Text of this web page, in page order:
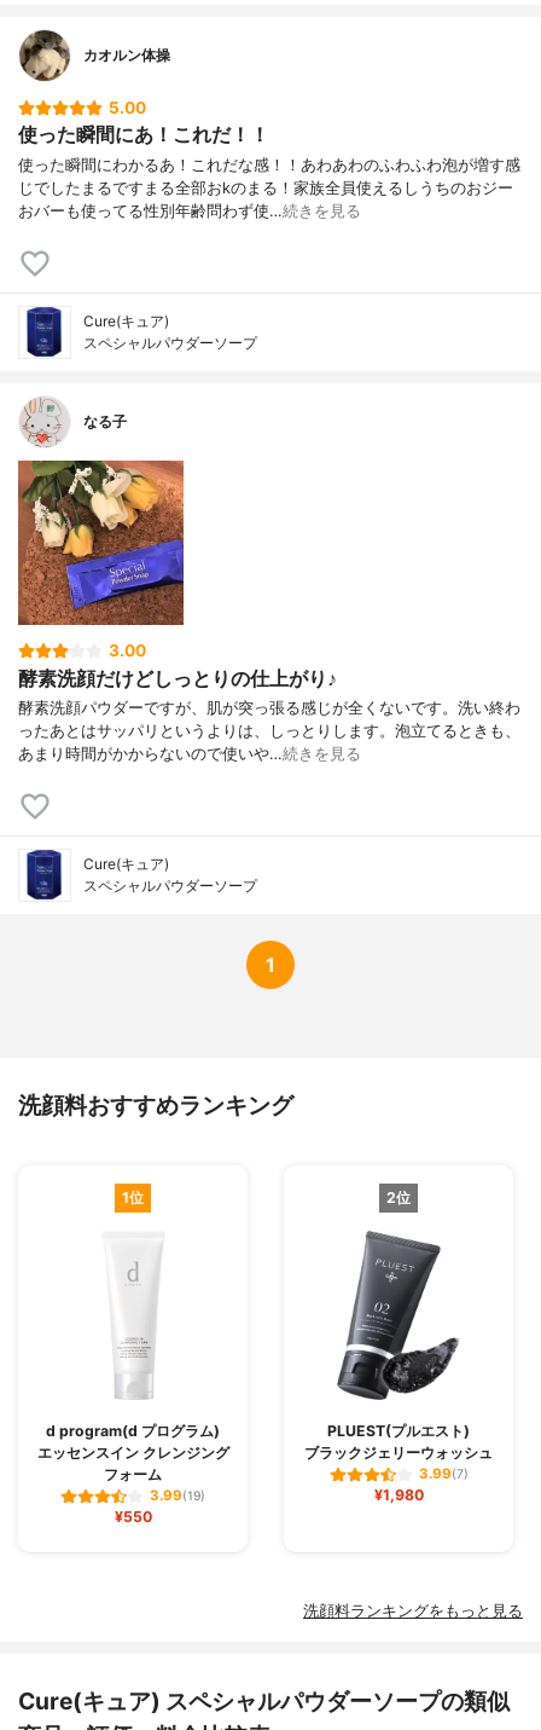
カオルン体操
5.00
使った瞬間にあ！これだ！！
使った瞬間にわかるあ！これだな感！！あわあわのふわふわ泡が増す感
じでしたまるですまる全部おkのまる！家族全員使えるしうちのおジー
おバーも使ってる性別年齢問わず使…続きを見る
Cure(キュア)
スペシャルパウダーソープ
なる子
3.00
酵素洗顔だけどしっとりの仕上がり♪
酵素洗顔パウダーですが、肌が突っ張る感じが全くないです。洗い終わ
ったあとはサッパリというよりは、しっとりします。泡立てるときも、
あまり時間がかからないので使いや…続きを見る
Cure(キュア)
スペシャルパウダーソープ
1
洗顔料おすすめランキング
1位
d program(d プログラム)
エッセンスイン クレンジング
フォーム
3.99(19)
¥550
2位
PLUEST(プルエスト)
ブラックジェリーウォッシュ
3.99(7)
¥1,980
洗顔料ランキングをもっと見る
Cure(キュア) スペシャルパウダーソープの類似